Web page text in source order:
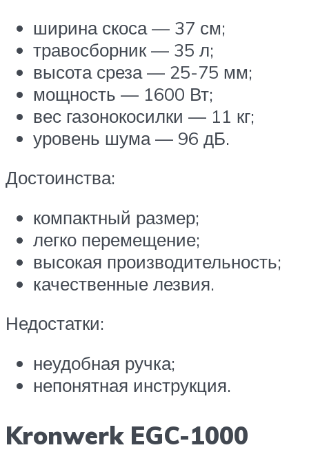
ширина скоса — 37 см;
травосборник — 35 л;
высота среза — 25-75 мм;
мощность — 1600 Вт;
вес газонокосилки — 11 кг;
уровень шума — 96 дБ.
Достоинства:
компактный размер;
легко перемещение;
высокая производительность;
качественные лезвия.
Недостатки:
неудобная ручка;
непонятная инструкция.
Kronwerk EGC-1000